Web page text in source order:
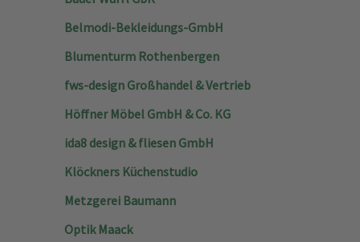
Belmodi-Bekleidungs-GmbH
Blumenturm Rothenbergen
fws-design Großhandel & Vertrieb
Höffner Möbel GmbH & Co. KG
ida8 design & fliesen GmbH
Klöckners Küchenstudio
Metzgerei Baumann
Optik Maack